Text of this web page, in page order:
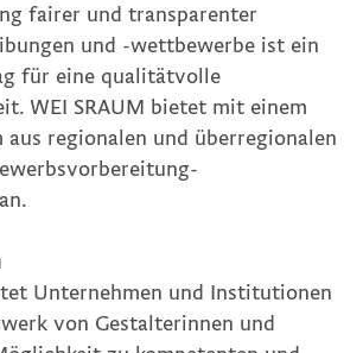
fairer und transparenter
und -wettbewerbe ist ein
für eine qualitätvolle
WEI SRAUM bietet mit einem
aus regionalen und überregionalen
Unternehmen und Institutionen
von Gestalterinnen und